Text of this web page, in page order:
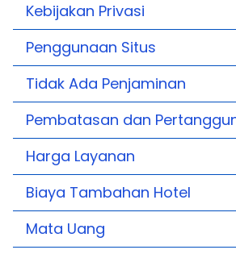
Kebijakan Privasi
Penggunaan Situs
Tidak Ada Penjaminan
Pembatasan dan
Harga Layanan
Biaya Tambahan Hotel
Mata Uang